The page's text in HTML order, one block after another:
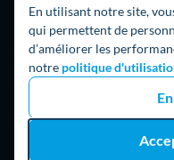
En utilisant notre site,
qui permettent de
d’améliorer les
notre politique Fait
© 2026 Hello Watt |